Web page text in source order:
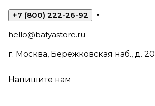
+7 (800) 222-26-92
hello@batyastore.ru
г. Москва, Бережковская наб., д. 20
Напишите нам